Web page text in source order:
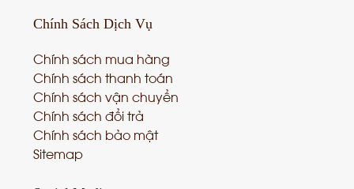
Chính Sách Dịch Vụ
Chính sách mua hàng
Chính sách thanh toán
Chính sách vận chuyển
Chính sách đổi trả
Chính sách bảo mật
Sitemap